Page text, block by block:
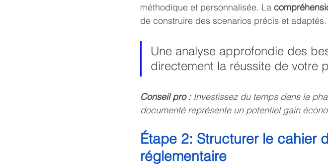
méthodique et personnalisée. La
de construire des scenarios précis et adaptés.
Une analyse approfondie des
directement la réussite de votre
Conseil pro : Investissez du temps dans la
documenté représente un potentiel gain
Étape 2: Structurer le cahier
réglementaire